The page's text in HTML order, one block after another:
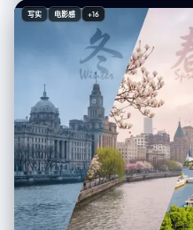
"1440x1440px" }, "creative_style": "Playful and surreal integration of
hand-drawn illustration over
childhood wonder and vivid
bedding with the adventurous
"overall_theme": "dreaming of
media art / playful imagination", "mood_vibe": "serene, whimsical,
imaginative, peaceful, creative, cool,
"mixed media", "doodle art overlay", "white line art", "top-down
perspective", "flat lay", "surrealism", "scuba diving", "dream
concept", "night photography" ], "subject": { "count": "1", "type":
"female human", "identity": "fit young woman, Finnish ethnicity, long
blonde hair, relaxed sleeping expression",
"description": "Natural sleeping
closed eyes", "notes": "Subject should look peacefully asleep,
unaware of the doodles" }, "age_appearance": "young adult / early
写实 电影感 +16